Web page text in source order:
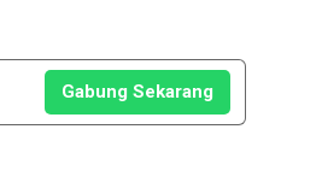
Gabung Sekarang